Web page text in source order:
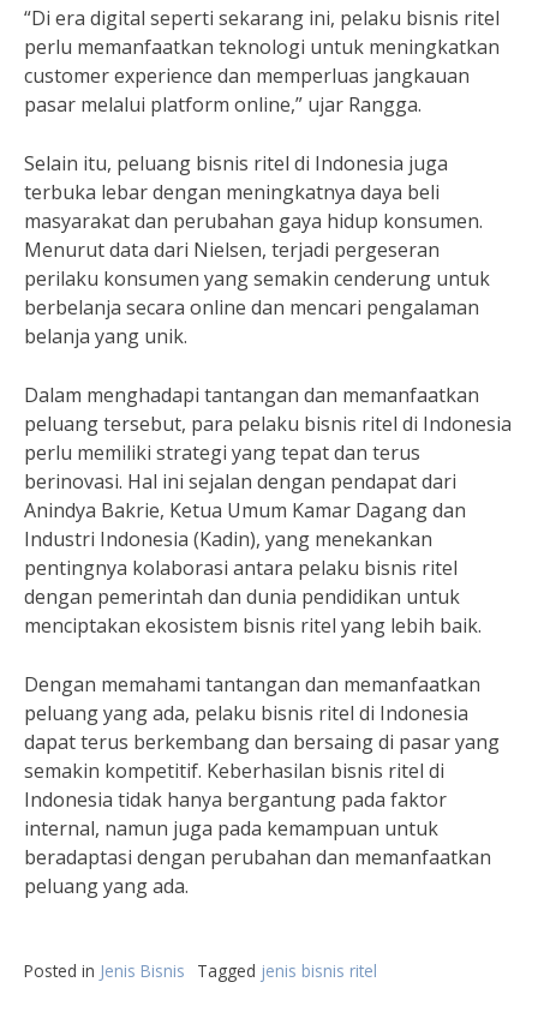
“Di era digital seperti sekarang ini, pelaku bisnis ritel
perlu memanfaatkan teknologi untuk meningkatkan
customer experience dan memperluas jangkauan
pasar melalui platform online,” ujar Rangga.
Selain itu, peluang bisnis ritel di Indonesia juga
terbuka lebar dengan meningkatnya daya beli
masyarakat dan perubahan gaya hidup konsumen.
Menurut data dari Nielsen, terjadi pergeseran
perilaku konsumen yang semakin cenderung untuk
berbelanja secara online dan mencari pengalaman
belanja yang unik.
Dalam menghadapi tantangan dan memanfaatkan
peluang tersebut, para pelaku bisnis ritel di Indonesia
perlu memiliki strategi yang tepat dan terus
berinovasi. Hal ini sejalan dengan pendapat dari
Anindya Bakrie, Ketua Umum Kamar Dagang dan
Industri Indonesia (Kadin), yang menekankan
pentingnya kolaborasi antara pelaku bisnis ritel
dengan pemerintah dan dunia pendidikan untuk
menciptakan ekosistem bisnis ritel yang lebih baik.
Dengan memahami tantangan dan memanfaatkan
peluang yang ada, pelaku bisnis ritel di Indonesia
dapat terus berkembang dan bersaing di pasar yang
semakin kompetitif. Keberhasilan bisnis ritel di
Indonesia tidak hanya bergantung pada faktor
internal, namun juga pada kemampuan untuk
beradaptasi dengan perubahan dan memanfaatkan
peluang yang ada.
Posted in Jenis Bisnis Tagged jenis bisnis ritel